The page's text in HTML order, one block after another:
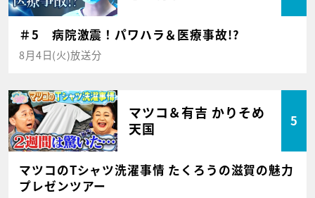
＃5 病院激震！パワハラ＆医療事故!?
8月4日(火)放送分
マツコ＆有吉 かりそめ
天国
5
マツコのTシャツ洗濯事情 たくろうの滋賀の魅力
プレゼンツアー